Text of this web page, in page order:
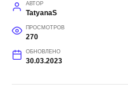
АВТОР
TatyanaS
ПРОСМОТРОВ
270
ОБНОВЛЕНО
30.03.2023